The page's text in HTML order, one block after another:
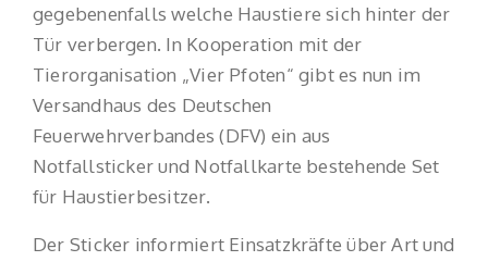
gegebenenfalls welche Haustiere sich hinter der
Tür verbergen. In Kooperation mit der
Tierorganisation „Vier Pfoten“ gibt es nun im
Versandhaus des Deutschen
Feuerwehrverbandes (DFV) ein aus
Notfallsticker und Notfallkarte bestehende Set
für Haustierbesitzer.
Der Sticker informiert Einsatzkräfte über Art und